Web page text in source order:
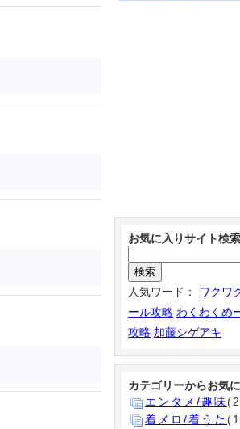
お気に入りサイト検索
人気ワード： ワクワ
ール攻略 わくわくめ
攻略 加藤シゲアキ
カテゴリーからお気
エンタメ/趣味
着メロ/着うた